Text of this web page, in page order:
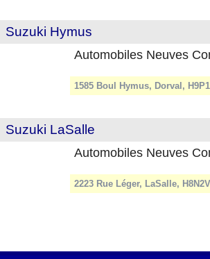
Suzuki Hymus
Automobiles Neuves
1585 Boul Hymus, Dorval,
Suzuki LaSalle
Automobiles Neuves
2223 Rue Léger, LaSalle,